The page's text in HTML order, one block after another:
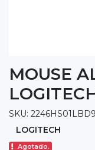
MOUSE
SKU: 2246HS01LBD9
LOGITECH
Agotado.